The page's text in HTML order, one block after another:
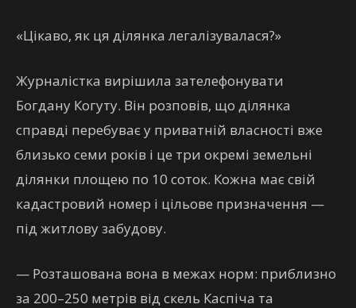
«Цікаво, як ця ділянка легалізувалася?»
Журналістка вирішила зателефонувати
Богдану Когуту. Він розповів, що ділянка
справді перебуває у приватній власності вже
близько семи років і це три окремі земельні
ділянки площею по 10 соток. Кожна має свій
кадастровий номер і цільове призначення —
під житлову забудову.
— Розташована вона в межах норм: приблизно
за 200–250 метрів від скель Каспіча та